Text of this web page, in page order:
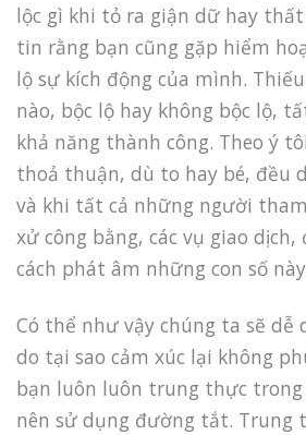
lộc gì khi tỏ ra giận dữ hay
tin rằng bạn cũng gặp hiểm
lộ sự kích động của mình.
nào, bộc lộ hay không bộc lộ,
khả năng thành công. Theo ý
thoả thuận, dù to hay bé, đều
và khi tất cả những người
xử công bằng, các vụ giao dịch,
cách phát âm những con số
Có thể như vậy chúng ta sẽ dễ
do tại sao cảm xúc lại không
bạn luôn luôn trung thực trong
nên sử dụng đường tắt. Trung